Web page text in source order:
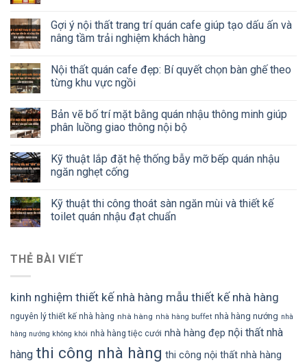
Gợi ý nội thất trang trí quán cafe giúp tạo dấu ấn và
nâng tầm trải nghiệm khách hàng
Nội thất quán cafe đẹp: Bí quyết chọn bàn ghế theo
từng khu vực ngồi
Bản vẽ bố trí mặt bằng quán nhậu thông minh giúp
phân luồng giao thông nội bộ
Kỹ thuật lắp đặt hệ thống bẫy mỡ bếp quán nhậu
ngăn nghẹt cống
Kỹ thuật thi công thoát sàn ngăn mùi và thiết kế
toilet quán nhậu đạt chuẩn
THẺ BÀI VIẾT
kinh nghiệm thiết kế nhà hàng mẫu thiết kế nhà hàng
nguyên lý thiết kế nhà hàng nhà hàng nhà hàng buffet nhà hàng nướng nhà
hàng nướng không khói nhà hàng tiệc cưới nhà hàng đẹp nội thất nhà
hàng thi công nhà hàng thi công nội thất nhà hàng